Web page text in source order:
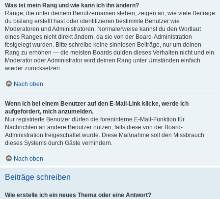
Was ist mein Rang und wie kann ich ihn ändern?
Ränge, die unter deinem Benutzernamen stehen, zeigen an, wie viele Beiträge
du bislang erstellt hast oder identifizieren bestimmte Benutzer wie
Moderatoren und Administratoren. Normalerweise kannst du den Wortlaut
eines Ranges nicht direkt ändern, da sie von der Board-Administration
festgelegt wurden. Bitte schreibe keine sinnlosen Beiträge, nur um deinen
Rang zu erhöhen — die meisten Boards dulden dieses Verhalten nicht und ein
Moderator oder Administrator wird deinen Rang unter Umständen einfach
wieder zurücksetzen.
Nach oben
Wenn ich bei einem Benutzer auf den E-Mail-Link klicke, werde ich
aufgefordert, mich anzumelden.
Nur registrierte Benutzer dürfen die foreninterne E-Mail-Funktion für
Nachrichten an andere Benutzer nutzen, falls diese von der Board-
Administration freigeschaltet wurde. Diese Maßnahme soll den Missbrauch
dieses Systems durch Gäste verhindern.
Nach oben
Beiträge schreiben
Wie erstelle ich ein neues Thema oder eine Antwort?